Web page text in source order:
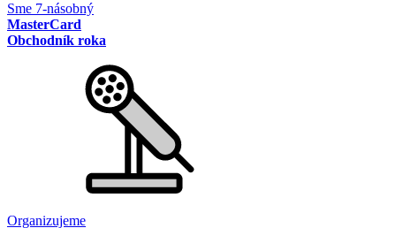
Sme 7-násobný
MasterCard
Obchodník roka
Organizujeme